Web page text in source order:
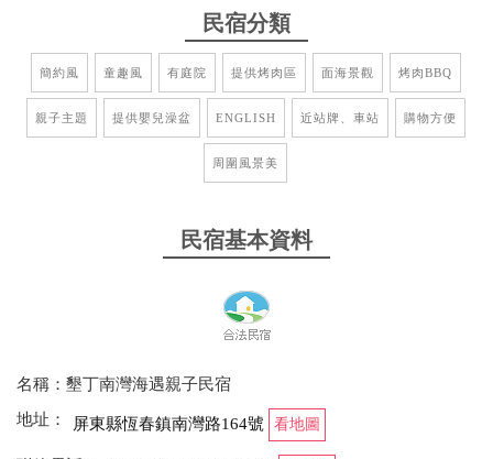
民宿分類
簡約風 童趣風 有庭院 提供烤肉區 面海景觀 烤肉BBQ
親子主題 提供嬰兒澡盆 ENGLISH 近站牌、車站 購物方便
周圍風景美
民宿基本資料
名稱：墾丁南灣海遇親子民宿
地址：
屏東縣恆春鎮南灣路164號 看地圖